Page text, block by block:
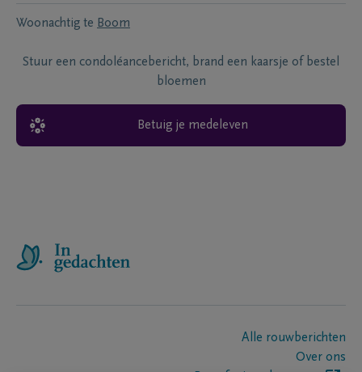
Woonachtig te Boom
Stuur een condoléancebericht, brand een kaarsje of bestel
bloemen
Betuig je medeleven
Alle rouwberichten
Over ons